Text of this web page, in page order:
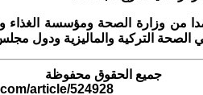
من وزارة الصحة ومؤسسة الغذاء
الصحة التركية والماليزية ودول
جميع الحقوق محفوظة
article/524928